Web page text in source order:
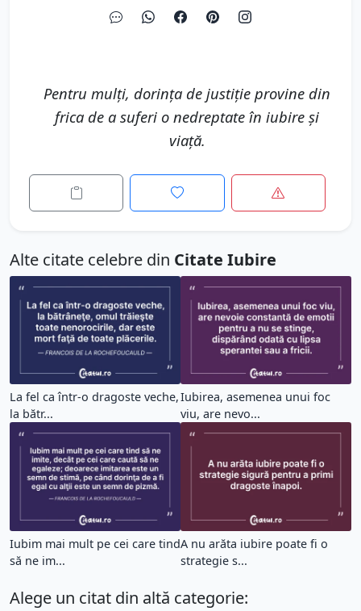
Pentru mulți, dorința de justiție provine din
frica de a suferi o nedreptate în iubire și
viață.
Alte citate celebre din Citate Iubire
La fel ca într-o dragoste veche,
la bătr...
Iubirea, asemenea unui foc
viu, are nevo...
Iubim mai mult pe cei care tind
să ne im...
A nu arăta iubire poate fi o
strategie s...
Alege un citat din altă categorie: